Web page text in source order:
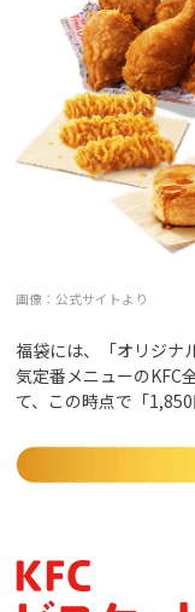
画像：公式サイトより
福袋には、「オリジナ
気定番メニューのKFC
て、この時点で「1,850